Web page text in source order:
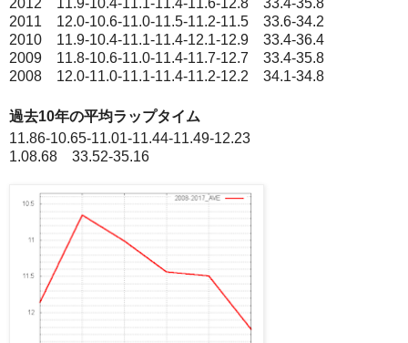
2011 12.0-10.6-11.0-11.5-11.2-11.5 33.6-34.2
2010 11.9-10.4-11.1-11.4-12.1-12.9 33.4-36.4
2009 11.8-10.6-11.0-11.4-11.7-12.7 33.4-35.8
2008 12.0-11.0-11.1-11.4-11.2-12.2 34.1-34.8
過去10年の平均ラップタイム
11.86-10.65-11.01-11.44-11.49-12.23
1.08.68 33.52-35.16